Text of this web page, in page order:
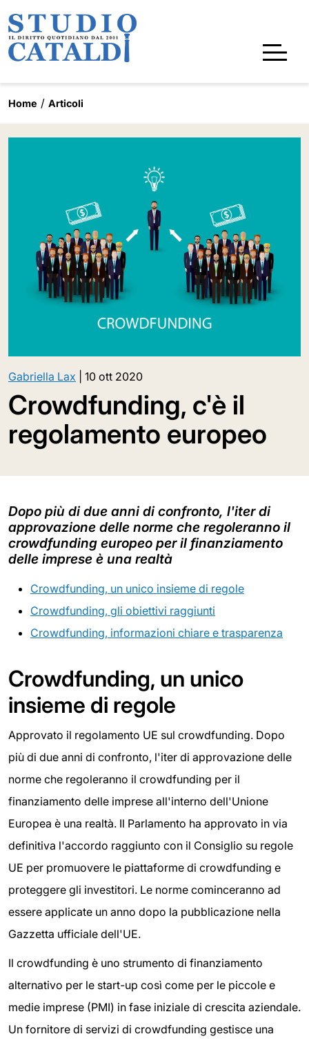
Home Articoli
Gabriella Lax 10 ott 2020
Crowdfunding, c'è il
regolamento europeo
Dopo più di due anni di confronto, l'iter di
approvazione delle norme che regoleranno il
crowdfunding europeo per il finanziamento
delle imprese è una realtà
Crowdfunding, un unico insieme di regole
Crowdfunding, gli obiettivi raggiunti
Crowdfunding, informazioni chiare e trasparenza
Crowdfunding, un unico
insieme di regole
Approvato il regolamento UE sul crowdfunding. Dopo
più di due anni di confronto, l'iter di approvazione delle
norme che regoleranno il crowdfunding per il
finanziamento delle imprese all'interno dell'Unione
Europea è una realtà. Il Parlamento ha approvato in via
definitiva l'accordo raggiunto con il Consiglio su regole
UE per promuovere le piattaforme di crowdfunding e
proteggere gli investitori. Le norme cominceranno ad
essere applicate un anno dopo la pubblicazione nella
Gazzetta ufficiale dell'UE.
Il crowdfunding è uno strumento di finanziamento
alternativo per le start-up così come per le piccole e
medie imprese (PMI) in fase iniziale di crescita aziendale.
Un fornitore di servizi di crowdfunding gestisce una